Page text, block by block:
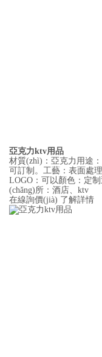
亞克力ktv用品
材質(zhì)：亞克力用途
可訂制。工藝：表面
LOGO：可以顏色：定
(chǎng)所：酒店、ktv
在線詢價(jià) 了解詳情